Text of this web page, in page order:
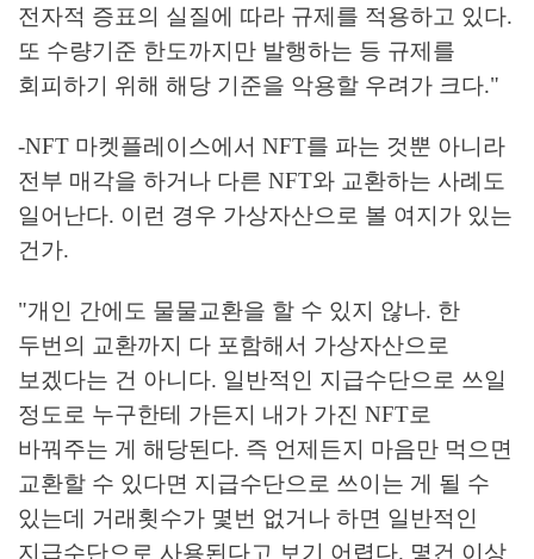
전자적 증표의 실질에 따라 규제를 적용하고 있다.
또 수량기준 한도까지만 발행하는 등 규제를
회피하기 위해 해당 기준을 악용할 우려가 크다."
-NFT 마켓플레이스에서 NFT를 파는 것뿐 아니라
전부 매각을 하거나 다른 NFT와 교환하는 사례도
일어난다. 이런 경우 가상자산으로 볼 여지가 있는
건가.
"개인 간에도 물물교환을 할 수 있지 않나. 한
두번의 교환까지 다 포함해서 가상자산으로
보겠다는 건 아니다. 일반적인 지급수단으로 쓰일
정도로 누구한테 가든지 내가 가진 NFT로
바꿔주는 게 해당된다. 즉 언제든지 마음만 먹으면
교환할 수 있다면 지급수단으로 쓰이는 게 될 수
있는데 거래횟수가 몇번 없거나 하면 일반적인
지급수단으로 사용된다고 보기 어렵다. 몇건 이상